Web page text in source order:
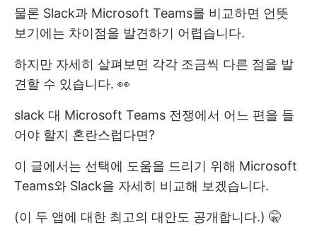
물론 Slack과 Microsoft Teams를 비교하면 언뜻
보기에는 차이점을 발견하기 어렵습니다.
하지만 자세히 살펴보면 각각 조금씩 다른 점을 발
견할 수 있습니다. 👀
slack 대 Microsoft Teams 전쟁에서 어느 편을 들
어야 할지 혼란스럽다면?
이 글에서는 선택에 도움을 드리기 위해 Microsoft
Teams와 Slack을 자세히 비교해 보겠습니다.
(이 두 앱에 대한 최고의 대안도 공개합니다.) 🤫